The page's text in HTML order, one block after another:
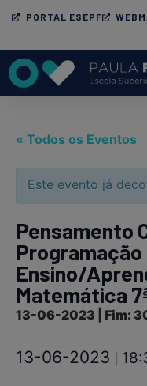
PORTAL ESEPF
« Todos os Eventos
Este evento já
Pensamento
Programação
Ensino/
Matemática
13-06-2023 | Fim:
13-06-2023